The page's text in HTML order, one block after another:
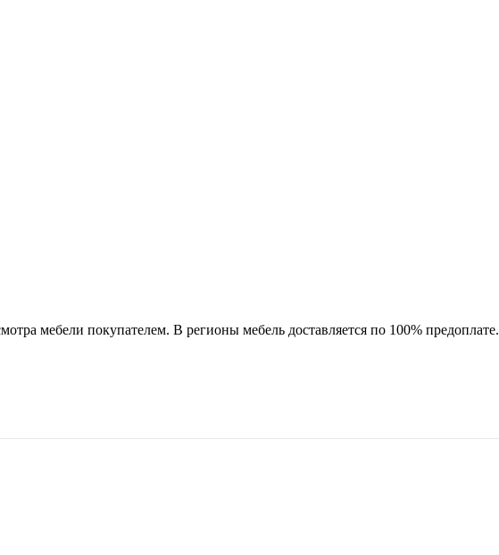
мебели покупателем. В регионы мебель доставляется по 100% предоплате.